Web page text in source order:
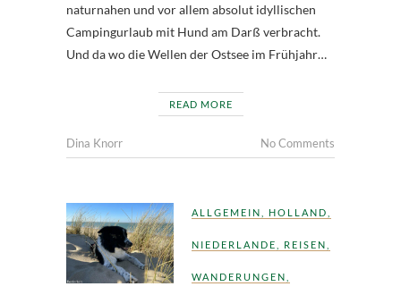
naturnahen und vor allem absolut idyllischen
Campingurlaub mit Hund am Darß verbracht.
Und da wo die Wellen der Ostsee im Frühjahr…
READ MORE
Dina Knorr No Comments
ALLGEMEIN HOLLAND
NIEDERLANDE REISEN
WANDERUNGEN